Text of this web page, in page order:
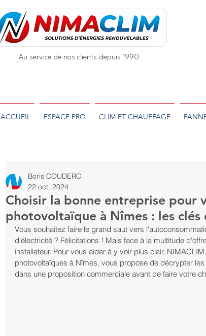
Au service de nos clients depuis 1990
ACCUEIL ESPACE PRO CLIM ET CHAUFFAGE
Choisir la bonne entreprise pour
photovoltaïque à Nîmes : les clés
Boris COUDERC
22 oct. 2024
Vous souhaitez faire le grand saut vers
d'électricité ? Félicitations ! Mais face à la multitude
installateur. Pour vous aider à y voir plus clair,
photovoltaïques à Nîmes, vous propose de décrypter
dans une proposition commerciale avant de faire votre